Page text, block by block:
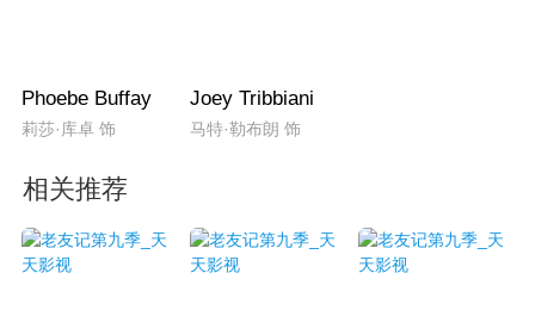
Phoebe Buffay
莉莎·库卓 饰
Joey Tribbiani
马特·勒布朗 饰
相关推荐